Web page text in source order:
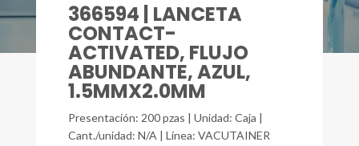
366594 | LANCETA
CONTACT-
ACTIVATED, FLUJO
ABUNDANTE, AZUL,
1.5MMX2.0MM
Presentación: 200 pzas | Unidad: Caja |
Cant./unidad: N/A | Línea: VACUTAINER